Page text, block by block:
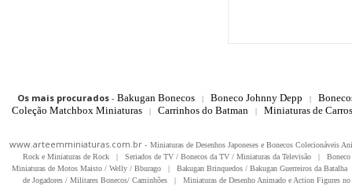
Os mais procurados- Bakugan Bonecos | Boneco Johnny Depp |
Coleção Matchbox Miniaturas
| Carrinhos do Batman | Miniaturas de
www.arteemminiaturas.com.br - Miniaturas de Desenhos Japoneses e Bonecos Colecionáveis
Rock e Miniaturas de Rock
| Seriados de TV / Bonecos da TV / Miniaturas da Televisão |
Miniaturas de Motos Maisto / Welly / Bburago
| Bakugan Brinquedos / Bakugan Guerreiros da Batalha
de Jogadores / Militares Bonecos/ Caminhões
|
Miniaturas de Desenho Animado e Action Figures